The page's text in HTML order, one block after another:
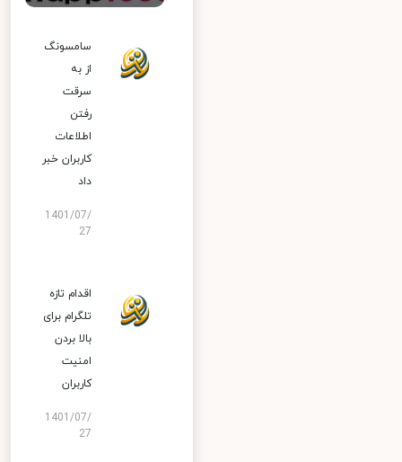
سامسونگ
از به
سرقت
رفتن
اطلاعات
کاربران خبر
داد
1401/07/
27
اقدام تازه
تلگرام برای
بالا بردن
امنیت
کاربران
1401/07/
27